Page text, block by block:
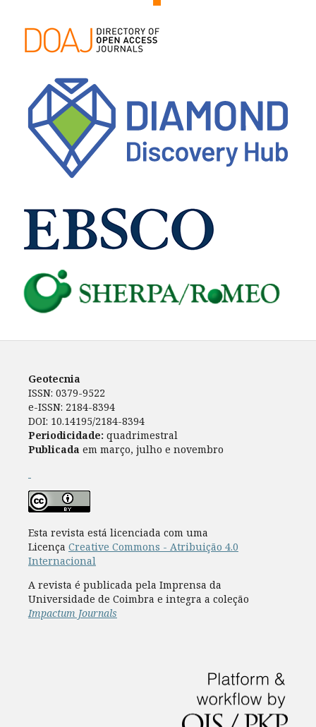
Geotecnia
ISSN: 0379-9522
e-ISSN: 2184-8394
DOI: 10.14195/2184-8394
Periodicidade: quadrimestral
Publicada em março, julho e novembro
Esta revista está licenciada com uma
Licença Creative Commons - Atribuição 4.0
Internacional
A revista é publicada pela Imprensa da
Universidade de Coimbra e integra a coleção
Impactum Journals